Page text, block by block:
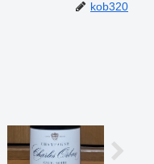
kob320